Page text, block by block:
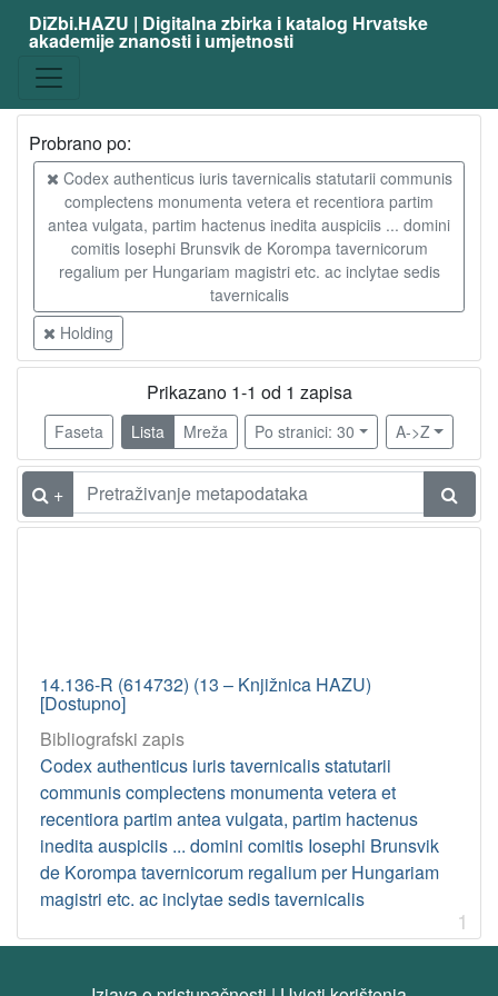
DiZbi.HAZU | Digitalna zbirka i katalog Hrvatske
akademije znanosti i umjetnosti
Probrano po:
Codex authenticus iuris tavernicalis statutarii communis
complectens monumenta vetera et recentiora partim
antea vulgata, partim hactenus inedita auspiciis ... domini
comitis Iosephi Brunsvik de Korompa tavernicorum
regalium per Hungariam magistri etc. ac inclytae sedis
tavernicalis
Holding
Prikazano 1-1 od 1 zapisa
Faseta Lista Mreža Po stranici: 30 A->Z
+
14.136-R (614732) (13 – Knjižnica HAZU)
[Dostupno]
Bibliografski zapis
Codex authenticus iuris tavernicalis statutarii
communis complectens monumenta vetera et
recentiora partim antea vulgata, partim hactenus
inedita auspiciis ... domini comitis Iosephi Brunsvik
de Korompa tavernicorum regalium per Hungariam
magistri etc. ac inclytae sedis tavernicalis
1